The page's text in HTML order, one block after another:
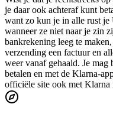
je daar ook achteraf kunt
want zo kun je in alle rust je
wanneer ze niet naar je zin
bankrekening leeg te
verzending een factuur en
weer vanaf gehaald. Je
betalen en met de Klarna-
officiële site ook met Klarna